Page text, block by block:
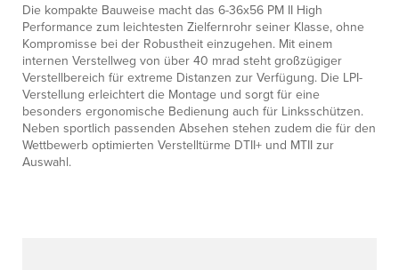
Die kompakte Bauweise macht das 6-36x56 PM II High
Performance zum leichtesten Zielfernrohr seiner Klasse, ohne
Kompromisse bei der Robustheit einzugehen. Mit einem
internen Verstellweg von über 40 mrad steht großzügiger
Verstellbereich für extreme Distanzen zur Verfügung. Die LPI-
Verstellung erleichtert die Montage und sorgt für eine
besonders ergonomische Bedienung auch für Linksschützen.
Neben sportlich passenden Absehen stehen zudem die für den
Wettbewerb optimierten Verstelltürme DTII+ und MTII zur
Auswahl.